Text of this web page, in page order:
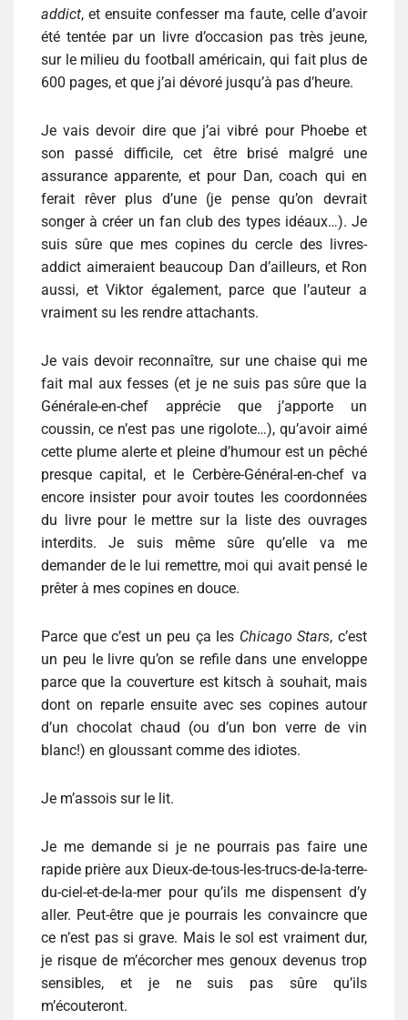
addict, et ensuite confesser ma faute, celle d’avoir
été tentée par un livre d’occasion pas très jeune,
sur le milieu du football américain, qui fait plus de
600 pages, et que j’ai dévoré jusqu’à pas d’heure.
Je vais devoir dire que j’ai vibré pour Phoebe et
son passé difficile, cet être brisé malgré une
assurance apparente, et pour Dan, coach qui en
ferait rêver plus d’une (je pense qu’on devrait
songer à créer un fan club des types idéaux…). Je
suis sûre que mes copines du cercle des livres-
addict aimeraient beaucoup Dan d’ailleurs, et Ron
aussi, et Viktor également, parce que l’auteur a
vraiment su les rendre attachants.
Je vais devoir reconnaître, sur une chaise qui me
fait mal aux fesses (et je ne suis pas sûre que la
Générale-en-chef apprécie que j’apporte un
coussin, ce n’est pas une rigolote…), qu’avoir aimé
cette plume alerte et pleine d’humour est un pêché
presque capital, et le Cerbère-Général-en-chef va
encore insister pour avoir toutes les coordonnées
du livre pour le mettre sur la liste des ouvrages
interdits. Je suis même sûre qu’elle va me
demander de le lui remettre, moi qui avait pensé le
prêter à mes copines en douce.
Parce que c’est un peu ça les Chicago Stars, c’est
un peu le livre qu’on se refile dans une enveloppe
parce que la couverture est kitsch à souhait, mais
dont on reparle ensuite avec ses copines autour
d’un chocolat chaud (ou d’un bon verre de vin
blanc!) en gloussant comme des idiotes.
Je m’assois sur le lit.
Je me demande si je ne pourrais pas faire une
rapide prière aux Dieux-de-tous-les-trucs-de-la-terre-
du-ciel-et-de-la-mer pour qu’ils me dispensent d’y
aller. Peut-être que je pourrais les convaincre que
ce n’est pas si grave. Mais le sol est vraiment dur,
je risque de m’écorcher mes genoux devenus trop
sensibles, et je ne suis pas sûre qu’ils
m’écouteront.